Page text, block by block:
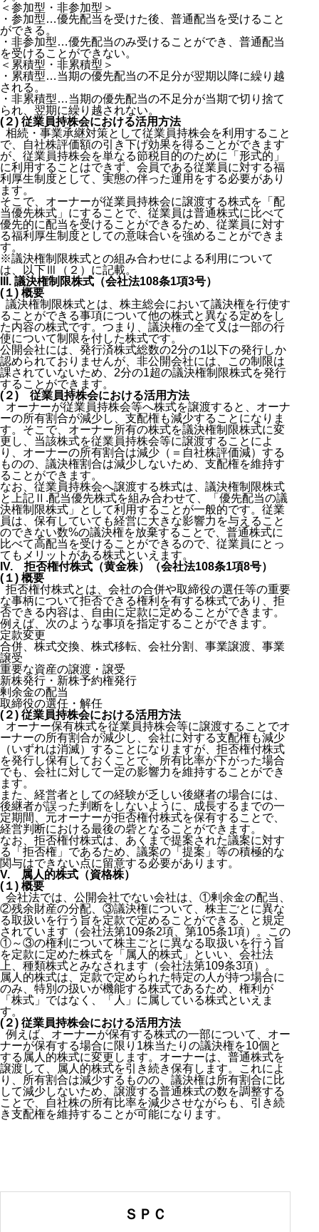
＜参加型・非参加型＞
・参加型…優先配当を受けた後、普通配当を受けること
ができる。
・非参加型…優先配当のみ受けることができ、普通配当
を受けることができない。
＜累積型・非累積型＞
・累積型…当期の優先配当の不足分が翌期以降に繰り越
される。
・非累積型…当期の優先配当の不足分が当期で切り捨て
られ、翌期に繰り越されない。
(２) 従業員持株会における活用方法
相続・事業承継対策として従業員持株会を利用すること
で、自社株評価額の引き下げ効果を得ることができます
が、従業員持株会を単なる節税目的のために「形式的」
に利用することはできず、会員である従業員に対する福
利厚生制度として、実態の伴った運用をする必要があり
ます。
そこで、オーナーが従業員持株会に譲渡する株式を「配
当優先株式」にすることで、従業員は普通株式に比べて
優先的に配当を受けることができるため、従業員に対す
る福利厚生制度としての意味合いを強めることができま
す。
※議決権制限株式との組み合わせによる利用について
は、以下Ⅲ（２）に記載。
III. 議決権制限株式（会社法108条1項3号）
(１) 概要
議決権制限株式とは、株主総会において議決権を行使す
ることができる事項について他の株式と異なる定めをし
た内容の株式です。つまり、議決権の全て又は一部の行
使について制限を付した株式です。
公開会社には、発行済株式総数の2分の1以下の発行しか
認められておりませんが、非公開会社には、この制限は
課されていないため、2分の1超の議決権制限株式を発行
することができます。
(２) 従業員持株会における活用方法
オーナーが従業員持株会等へ株式を譲渡すると、オーナ
ーの所有割合が減少し、支配権も減少することになりま
す。そこで、オーナー所有の株式を議決権制限株式に変
更し、当該株式を従業員持株会等に譲渡することによ
り、オーナーの所有割合は減少（＝自社株評価減）する
ものの、議決権割合は減少しないため、支配権を維持す
ることができます。
なお、従業員持株会へ譲渡する株式は、議決権制限株式
と上記Ⅱ.配当優先株式を組み合わせて、「優先配当の議
決権制限株式」として利用することが一般的です。従業
員は、保有していても経営に大きな影響力を与えること
のできない数%の議決権を放棄することで、普通株式に
比べて高配当を受けることができるので、従業員にとっ
てもメリットがある株式といえます。
IV. 拒否権付株式（黄金株）（会社法108条1項8号）
(１) 概要
拒否権付株式とは、会社の合併や取締役の選任等の重要
な事柄について拒否できる権利を有する株式であり、拒
否できる内容は、自由に定款に定めることができます。
例えば、次のような事項を指定することができます。
定款変更
合併、株式交換、株式移転、会社分割、事業譲渡、事業
譲受
重要な資産の譲渡・譲受
新株発行・新株予約権発行
剰余金の配当
取締役の選任・解任
(２) 従業員持株会における活用方法
オーナー保有株式を従業員持株会等に譲渡することでオ
ーナーの所有割合が減少し、会社に対する支配権も減少
（いずれは消滅）することになりますが、拒否権付株式
を発行し保有しておくことで、所有比率が下がった場合
でも、会社に対して一定の影響力を維持することができ
ます。
また、経営者としての経験が乏しい後継者の場合には、
後継者が誤った判断をしないように、成長するまでの一
定期間、元オーナーが拒否権付株式を保有することで、
経営判断における最後の砦となることができます。
なお、拒否権付株式は、あくまで提案された議案に対す
る「拒否権」であるため、議案の「提案」等の積極的な
関与はできない点に留意する必要があります。
V. 属人的株式（資格株）
(１) 概要
会社法では、公開会社でない会社は、①剰余金の配当、
②残余財産の分配、③議決権について、株主ごとに異な
る取扱いを行う旨を定款で定めることができる、と規定
されています（会社法第109条2項、第105条1項）。この
①～③の権利について株主ごとに異なる取扱いを行う旨
を定款に定めた株式を「属人的株式」といい、会社法
上、種類株式とみなされます（会社法第109条3項）。
属人的株式は、定款で定められた特定の人が持つ場合に
のみ、特別の扱いが機能する株式であるため、権利が
「株式」ではなく、「人」に属している株式といえま
す。
(２) 従業員持株会における活用方法
例えば、オーナーが保有する株式の一部について、オー
ナーが保有する場合に限り1株当たりの議決権を10個と
する属人的株式に変更します。オーナーは、普通株式を
譲渡して、属人的株式を引き続き保有します。これによ
り、所有割合は減少するものの、議決権は所有割合に比
して減少しないため、譲渡する普通株式の数を調整する
ことで、自社株の所有比率を減少させながらも、引き続
き支配権を維持することが可能になります。
ＳＰＣ